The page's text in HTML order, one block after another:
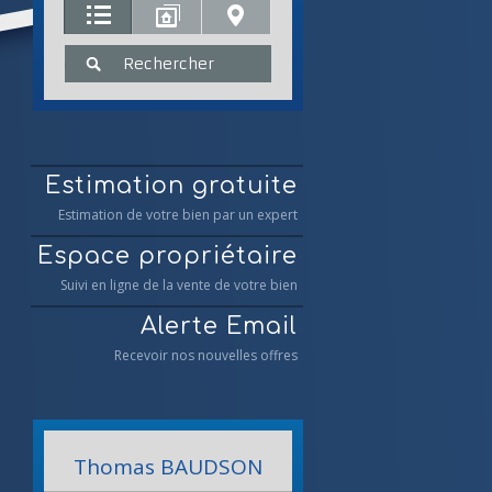
Estimation gratuite
Estimation de votre bien par un expert
Espace propriétaire
Suivi en ligne de la vente de votre bien
Alerte Email
Recevoir nos nouvelles offres
Thomas BAUDSON